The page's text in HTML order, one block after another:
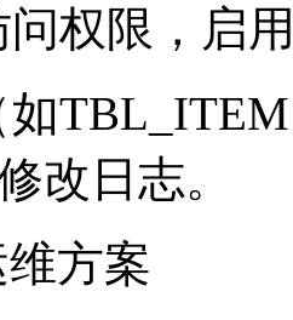
权限，启
改日志。
方案